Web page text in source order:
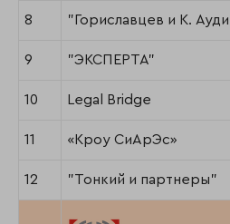
8 "Гориславцев и К.
9 "ЭКСПЕРТА"
10 Legal Bridge
11 «Кроу СиАрЭс»
12 "Тонкий и партнеры"